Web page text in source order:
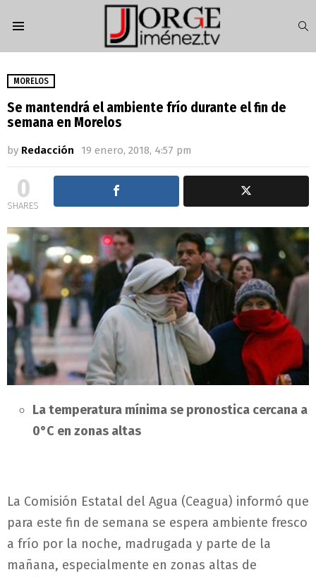
MORELOS
Se mantendrá el ambiente frío durante el fin de
semana en Morelos
by Redacción 19 enero, 2018, 4:57 pm
0
SHARES
La temperatura mínima se pronostica cercana a
0°C en zonas altas
La Comisión Estatal del Agua (Ceagua) informó que
para este fin de semana se espera ambiente fresco
a frío por la noche, madrugada y parte de la
mañana, especialmente en zonas altas de